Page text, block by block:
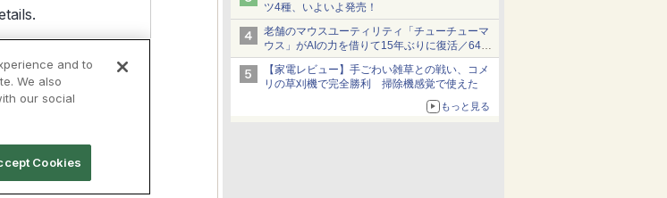
ツ4種、いよいよ発売！
老舗のマウスユーティリティ「チューチューマ
ウス」がAIの力を借りて15年ぶりに復活／64bit
化、Windows 10/11、「Chrome」も走り回
る。復活記念で2026年末まで500円
【家電レビュー】手ごわい雑草との戦い、コメ
リの草刈機で完全勝利 掃除機感覚で使えた
もっと見る